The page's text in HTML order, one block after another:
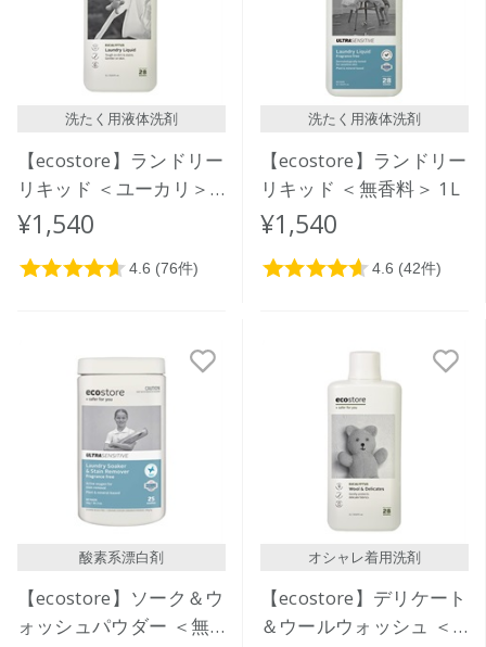
洗たく用液体洗剤
【ecostore】ランドリー
リキッド ＜ユーカリ＞
1L
¥1,540
洗たく用液体洗剤
【ecostore】ランドリー
リキッド ＜無香料＞ 1L
¥1,540
酸素系漂白剤
【ecostore】ソーク＆ウ
ォッシュパウダー ＜無
オシャレ着用洗剤
【ecostore】デリケート
＆ウールウォッシュ ＜